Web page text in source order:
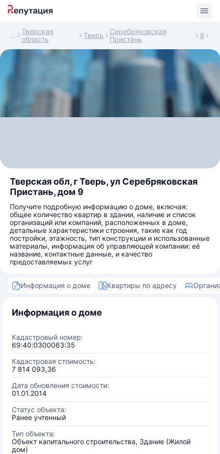
Тверская
область
Тверь
Серебряковская
Пристань
9
Тверская обл, г Тверь, ул Серебряковская
Пристань, дом 9
Получите подробную информацию о доме, включая:
общее количество квартир в здании, наличие и список
организаций или компаний, расположенных в доме,
детальные характеристики строения, такие как год
постройки, этажность, тип конструкции и использованные
материалы, информация об управляющей компании: её
название, контактные данные, и качество
предоставляемых услуг
Информация о доме Квартиры по адресу
Информация о доме
Кадастровый номер:
69:40:0300063:35
Кадастровая стоимость:
7 814 093,36
Дата обновления стоимости:
01.01.2014
Статус объекта:
Ранее учтенный
Тип объекта:
Объект капитального строительства, Здание (Жилой
дом)